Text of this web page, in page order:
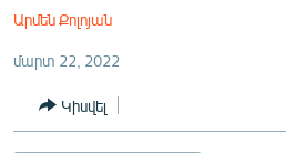
Արմեն Քոլոյան
մարտ 22, 2022
Կիսվել